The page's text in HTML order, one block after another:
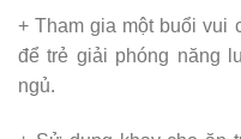
+ Tham gia một buổi vui
để trẻ giải phóng năng
ngủ.